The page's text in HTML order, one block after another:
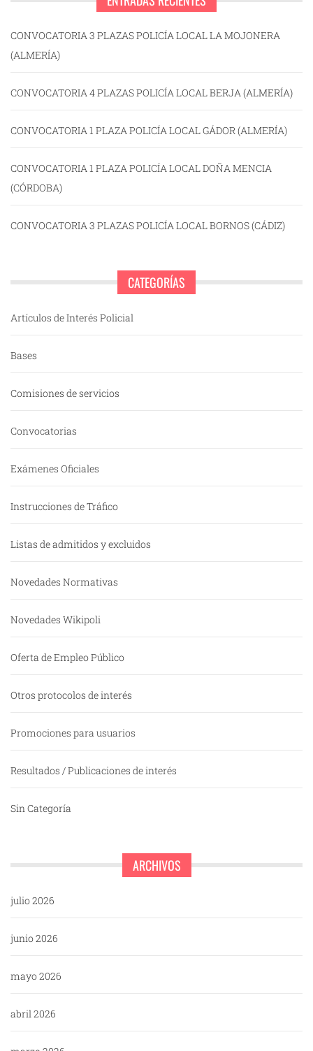
CONVOCATORIA 3 PLAZAS POLICÍA LOCAL LA MOJONERA
(ALMERÍA)
CONVOCATORIA 4 PLAZAS POLICÍA LOCAL BERJA (ALMERÍA)
CONVOCATORIA 1 PLAZA POLICÍA LOCAL GÁDOR (ALMERÍA)
CONVOCATORIA 1 PLAZA POLICÍA LOCAL DOÑA MENCIA
(CÓRDOBA)
CONVOCATORIA 3 PLAZAS POLICÍA LOCAL BORNOS (CÁDIZ)
CATEGORÍAS
Artículos de Interés Policial
Bases
Comisiones de servicios
Convocatorias
Exámenes Oficiales
Instrucciones de Tráfico
Listas de admitidos y excluidos
Novedades Normativas
Novedades Wikipoli
Oferta de Empleo Público
Otros protocolos de interés
Promociones para usuarios
Resultados / Publicaciones de interés
Sin Categoría
ARCHIVOS
julio 2026
junio 2026
mayo 2026
abril 2026